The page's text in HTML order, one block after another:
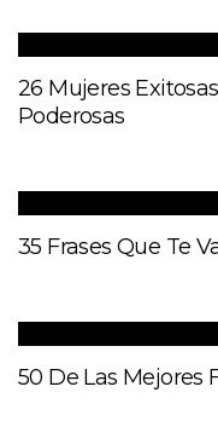
26 Mujeres
Poderosas
35 Frases Que Te
50 De Las Mejores